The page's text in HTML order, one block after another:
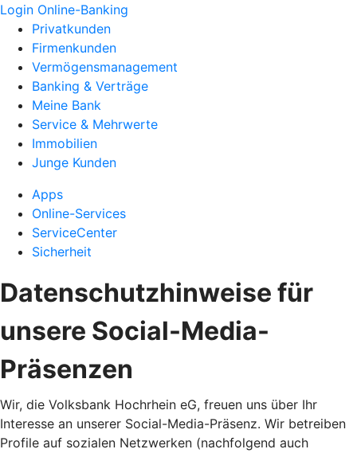
Login Online-Banking
Privatkunden
Firmenkunden
Vermögensmanagement
Banking & Verträge
Meine Bank
Service & Mehrwerte
Immobilien
Junge Kunden
Apps
Online-Services
ServiceCenter
Sicherheit
Datenschutzhinweise für
unsere Social-Media-
Präsenzen
Wir, die Volksbank Hochrhein eG, freuen uns über Ihr
Interesse an unserer Social-Media-Präsenz. Wir betreiben
Profile auf sozialen Netzwerken (nachfolgend auch